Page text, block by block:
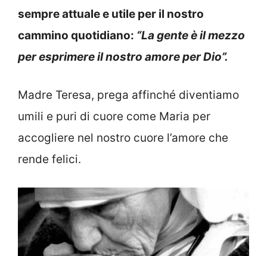
sempre attuale e utile per il nostro
cammino quotidiano: “La gente è il mezzo
per esprimere il nostro amore per Dio”.
Madre Teresa, prega affinché diventiamo
umili e puri di cuore come Maria per
accogliere nel nostro cuore l’amore che
rende felici.